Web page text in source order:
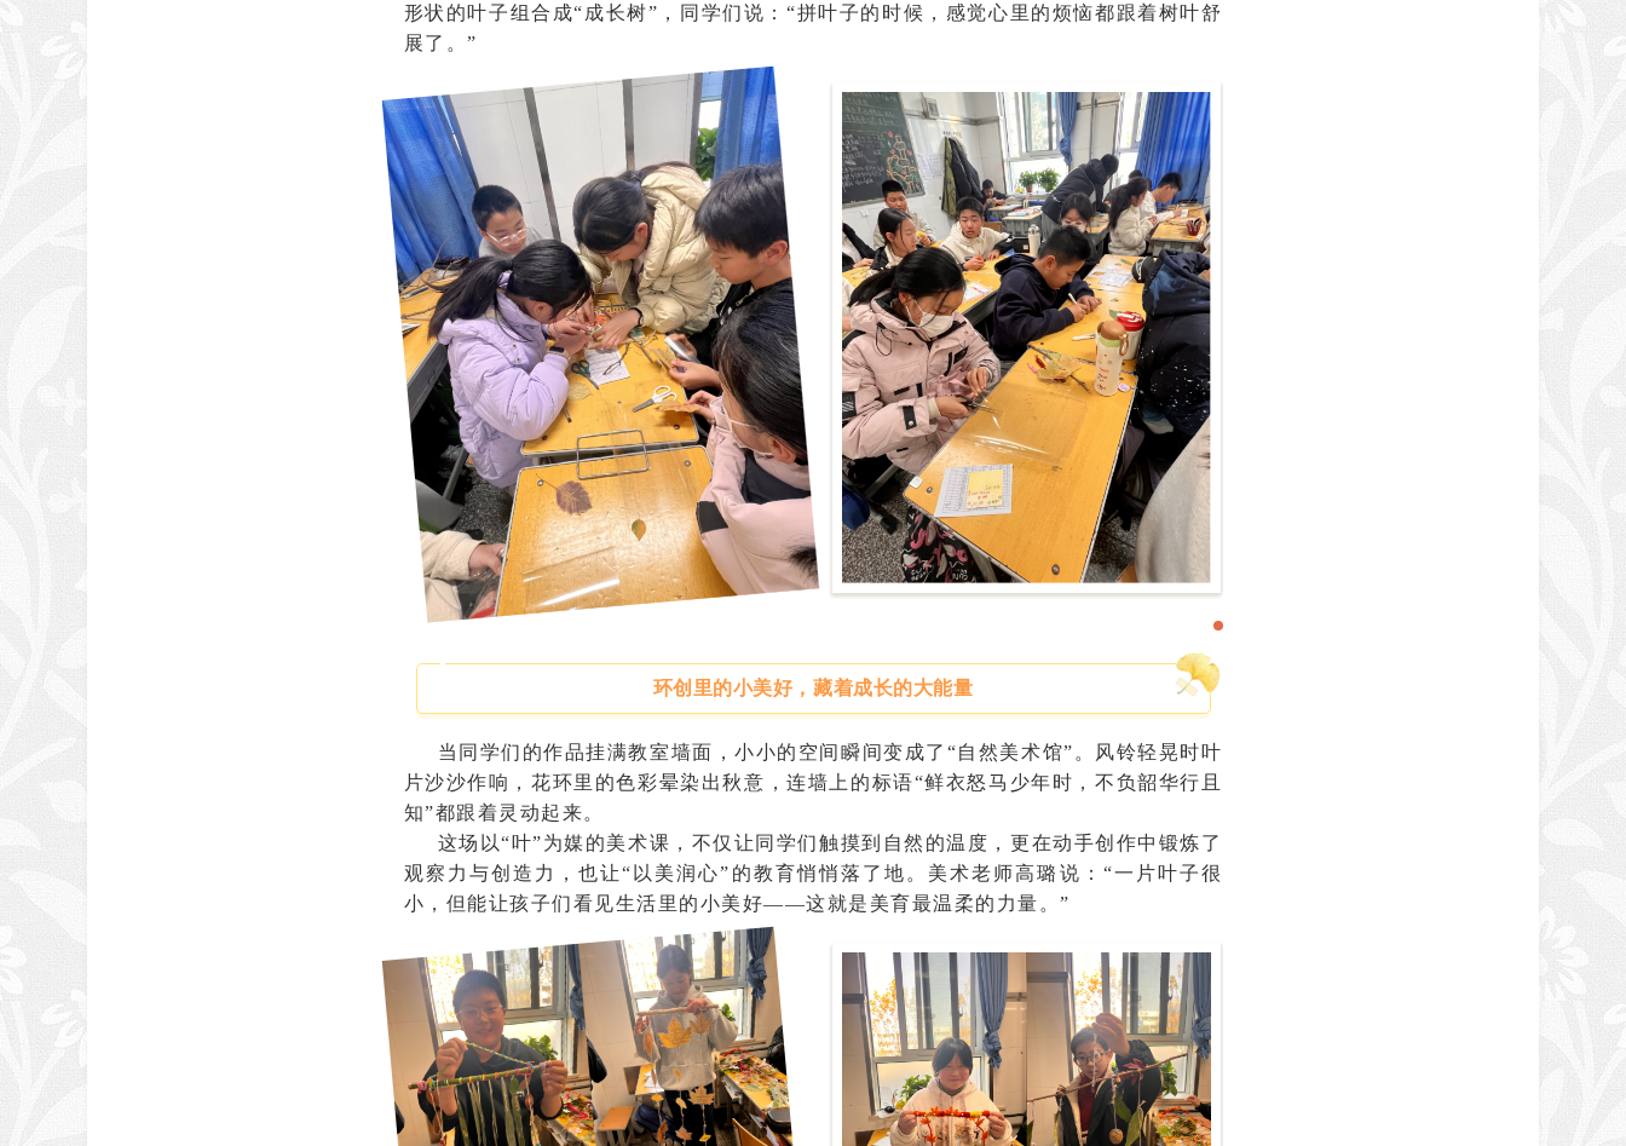
形状的叶子组合成“成长树”，
同学们说 ： “拼叶子的时候，感觉心里的烦恼都跟着树叶舒
展了。”
环创里的小美好，藏着成长的大能量
当同学们的作品挂满教室墙面，小小的空间瞬间变成了 “自然美术馆” 。
风铃轻晃时叶
片沙沙作响，花环里的色彩晕染出秋意，连墙上的标语“鲜衣怒马少年时，不负韶华行且
知”都跟着灵动起来。
这场以“叶”为媒的美术课，不仅让同学们触摸到自然的温度，更在动手创作中锻炼了
观察力与创造力，也让“以美润心”的教育悄悄落了地。美术老师高璐 说： “一片叶子很
小，但能让孩子们看见生活里的小美好——这就是美育最温柔的力量。”